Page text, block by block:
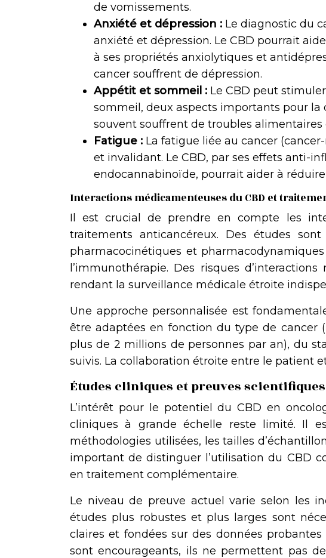
de vomissements.
Anxiété et dépression : Le diagnostic du
anxiété et dépression. Le CBD pourrait
à ses propriétés anxiolytiques et
cancer souffrent de dépression.
Appétit et sommeil : Le CBD peut
sommeil, deux aspects importants pour
souvent souffrent de troubles
Fatigue : La fatigue liée au cancer
et invalidant. Le CBD, par ses effets anti-
endocannabinoïde, pourrait aider à
Interactions médicamenteuses du CBD et
Il est crucial de prendre en compte les
traitements anticancéreux. Des études
pharmacocinétiques et
l’immunothérapie. Des risques
rendant la surveillance médicale étroite
Une approche personnalisée est
être adaptées en fonction du type de cancer
plus de 2 millions de personnes par an), du
suivis. La collaboration étroite entre le patient
Études cliniques et preuves
L’intérêt pour le potentiel du CBD en
cliniques à grande échelle reste limité. Il
méthodologies utilisées, les tailles
important de distinguer l’utilisation du CBD
en traitement complémentaire.
Le niveau de preuve actuel varie selon les
études plus robustes et plus larges sont
claires et fondées sur des données
sont encourageants, ils ne permettent pas